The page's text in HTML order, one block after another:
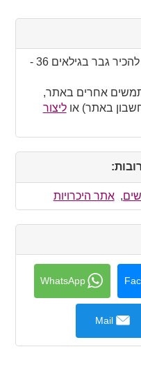
מעיר נתניה, ישראל רוצה להכיר גבר בגילאים 36 -
אחרים באתר,
באתר) אוליצור
to
collapse
contents
,אתר היכרויות
WhatsApp
Mail